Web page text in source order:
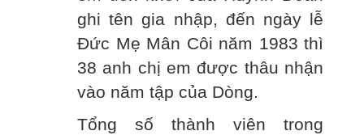
ghi tên gia nhập, đến ngày lễ
Đức Mẹ Mân Côi năm 1983 thì
38 anh chị em được thâu nhận
vào năm tập của Dòng.
Tổng số thành viên trong